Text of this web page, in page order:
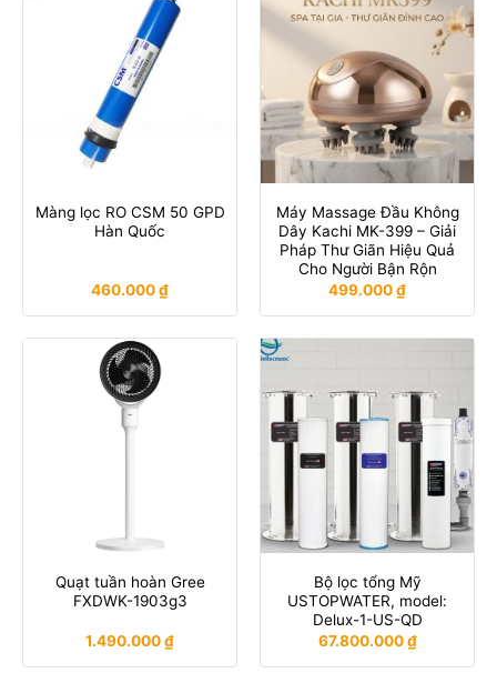
Màng lọc RO CSM 50 GPD
Hàn Quốc
460.000₫
Máy Massage Đầu Không
Dây Kachi MK-399 – Giải
Pháp Thư Giãn Hiệu Quả
Cho Người Bận Rộn
499.000₫
Quạt tuần hoàn Gree
FXDWK-1903g3
1.490.000₫
Bộ lọc tổng Mỹ
USTOPWATER, model:
Delux-1-US-QD
67.800.000₫